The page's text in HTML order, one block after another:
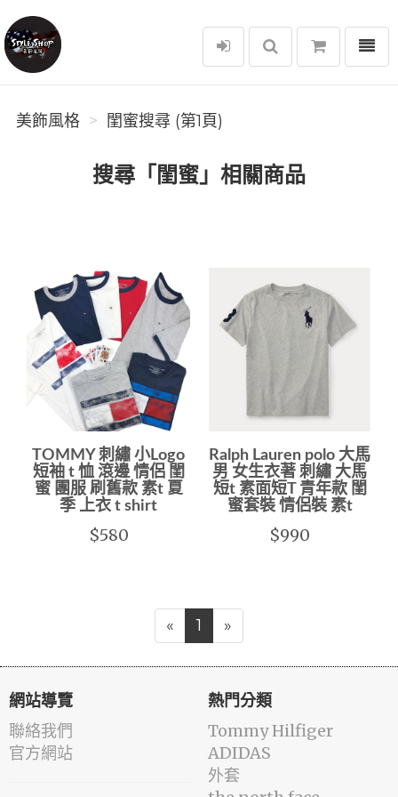
美飾風格
選單
美飾風格 閨蜜搜尋 (第1頁)
搜尋「閨蜜」相關商品
TOMMY 刺繡 小Logo
短袖 t 恤 滾邊 情侶 閨
蜜 團服 刷舊款 素t 夏
季 上衣 t shirt
$580
Ralph Lauren polo 大馬
男 女生衣著 刺繡 大馬
短t 素面短T 青年款 閨
蜜套裝 情侶裝 素t
$990
« 1 »
網站導覽
聯絡我們
官方網站
熱門分類
Tommy Hilfiger
ADIDAS
外套